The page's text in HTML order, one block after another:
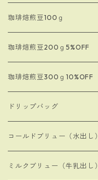
珈琲焙煎豆100ｇ
珈琲焙煎豆200ｇ5%OFF
珈琲焙煎豆300ｇ10%OFF
ドリップバッグ
コールドブリュー（水出し）
ミルクブリュー（牛乳出し）